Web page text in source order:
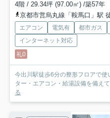
4階 / 29.34坪 (97.00㎡) /築57年
京都市営烏丸線「鞍馬口」駅
エアコン 電気有 都市ガス
インターネット対応
礼0
今出川駅徒歩6分の整形フロアで
ター・エアコン・給湯設備を備え
る